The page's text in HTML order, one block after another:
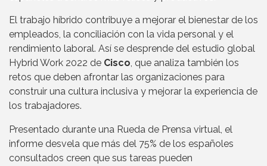
El trabajo híbrido contribuye a mejorar el bienestar de los
empleados, la conciliación con la vida personal y el
rendimiento laboral. Así se desprende del estudio global
Hybrid Work 2022 de Cisco, que analiza también los
retos que deben afrontar las organizaciones para
construir una cultura inclusiva y mejorar la experiencia de
los trabajadores.
Presentado durante una Rueda de Prensa virtual, el
informe desvela que más del 75% de los españoles
consultados creen que sus tareas pueden